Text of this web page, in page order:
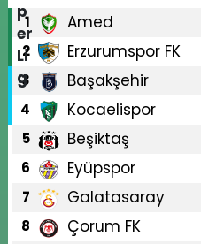
1 Amed
2 Erzurumspor FK
3 Başakşehir
4 Kocaelispor
5 Beşiktaş
6 Eyüpspor
7 Galatasaray
8 Çorum FK